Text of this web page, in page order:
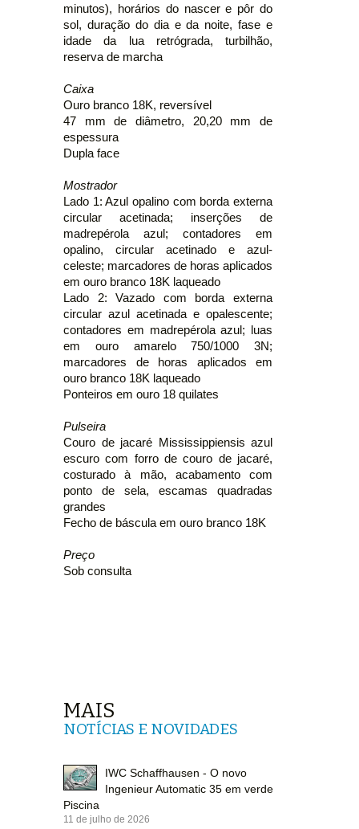
minutos), horários do nascer e pôr do
sol, duração do dia e da noite, fase e
idade da lua retrógrada, turbilhão,
reserva de marcha
Caixa
Ouro branco 18K, reversível
47 mm de diâmetro, 20,20 mm de
espessura
Dupla face
Mostrador
Lado 1: Azul opalino com borda externa
circular acetinada; inserções de
madrepérola azul; contadores em
opalino, circular acetinado e azul-
celeste; marcadores de horas aplicados
em ouro branco 18K laqueado
Lado 2: Vazado com borda externa
circular azul acetinada e opalescente;
contadores em madrepérola azul; luas
em ouro amarelo 750/1000 3N;
marcadores de horas aplicados em
ouro branco 18K laqueado
Ponteiros em ouro 18 quilates
Pulseira
Couro de jacaré Mississippiensis azul
escuro com forro de couro de jacaré,
costurado à mão, acabamento com
ponto de sela, escamas quadradas
grandes
Fecho de báscula em ouro branco 18K
Preço
Sob consulta
MAIS
NOTÍCIAS E NOVIDADES
IWC Schaffhausen - O novo
Ingenieur Automatic 35 em verde
Piscina
11 de julho de 2026